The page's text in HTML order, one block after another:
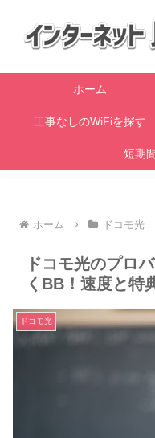
ホーム
工事なしのWiFiを探す
短期
ホーム ドコモ光
ドコモ光のプロ
くBB！速度と特
ドコモ光